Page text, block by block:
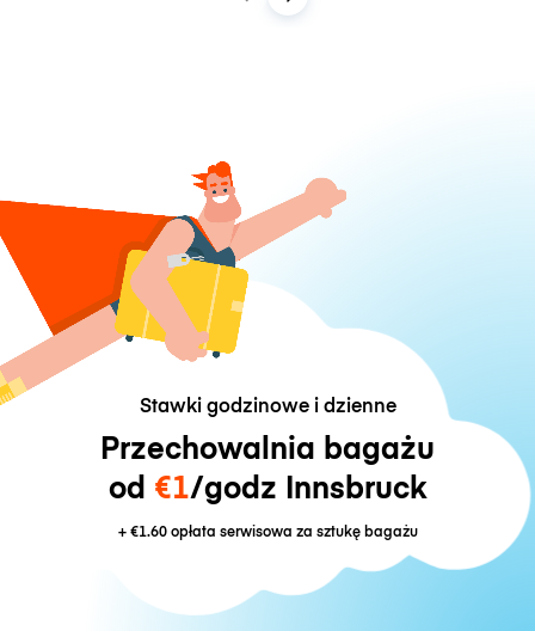
Stawki godzinowe i dzienne
Przechowalnia bagażu
od €1/godz Innsbruck
+€1.60opłata serwisowa za sztukę bagażu